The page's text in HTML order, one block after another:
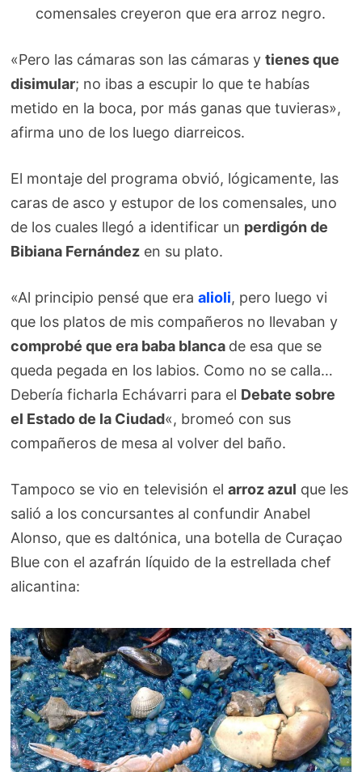
comensales creyeron que era arroz negro.
«Pero las cámaras son las cámaras ytienes que
disimular; no ibas a escupir lo que te habías
metido en la boca, por más ganas que tuvieras»,
afirma uno de los luego diarreicos.
El montaje del programa obvió, lógicamente, las
caras de asco y estupor de los comensales, uno
de los cuales llegó a identificar un perdigón de
Bibiana Fernández en su plato.
«Al principio pensé que eraalioli, pero luego vi
que los platos de mis compañeros no llevaban y
comprobé que era baba blanca de esa que se
queda pegada en los labios. Como no se calla…
Debería ficharla Echávarri para el Debate sobre
el Estado de la Ciudad«, bromeó con sus
compañeros de mesa al volver del baño.
Tampoco se vio en televisión elarroz azul que les
salió a los concursantes al confundir Anabel
Alonso, que es daltónica, una botella de Curaçao
Blue con el azafrán líquido de la estrellada chef
alicantina: